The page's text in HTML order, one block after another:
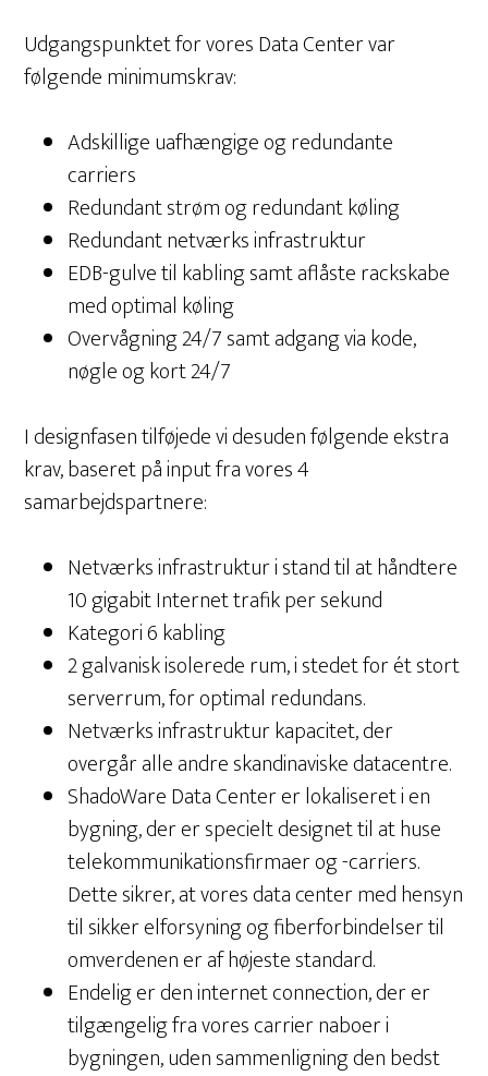
Udgangspunktet for vores Data Center var
følgende minimumskrav:
Adskillige uafhængige og redundante
carriers
Redundant strøm og redundant køling
Redundant netværks infrastruktur
EDB-gulve til kabling samt aflåste rackskabe
med optimal køling
Overvågning 24/7 samt adgang via kode,
nøgle og kort 24/7
I designfasen tilføjede vi desuden følgende ekstra
krav, baseret på input fra vores 4
samarbejdspartnere:
Netværks infrastruktur i stand til at håndtere
10 gigabit Internet trafik per sekund
Kategori 6 kabling
2 galvanisk isolerede rum, i stedet for ét stort
serverrum, for optimal redundans.
Netværks infrastruktur kapacitet, der
overgår alle andre skandinaviske datacentre.
ShadoWare Data Center er lokaliseret i en
bygning, der er specielt designet til at huse
telekommunikationsfirmaer og -carriers.
Dette sikrer, at vores data center med hensyn
til sikker elforsyning og fiberforbindelser til
omverdenen er af højeste standard.
Endelig er den internet connection, der er
tilgængelig fra vores carrier naboer i
bygningen, uden sammenligning den bedst